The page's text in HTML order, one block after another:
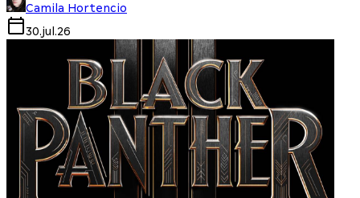
Camila Hortencio
30.jul.26